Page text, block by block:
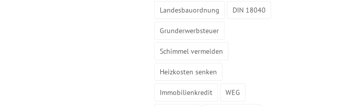
Landesbauordnung DIN 18040
Grunderwerbsteuer
Schimmel vermeiden
Heizkosten senken
Immobilienkredit WEG